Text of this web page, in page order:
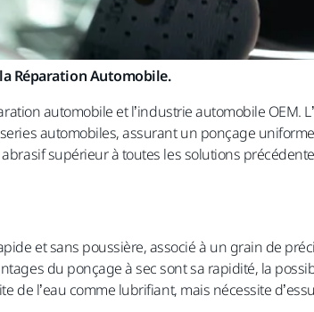
Réparation Automobile.
automobile et l’industrie automobile OEM.
automobiles, assurant un ponçage
supérieur à toutes les solutions
et sans poussière, associé à un grain de
du ponçage à sec sont sa rapidité, la
de l’eau comme lubrifiant, mais nécessite